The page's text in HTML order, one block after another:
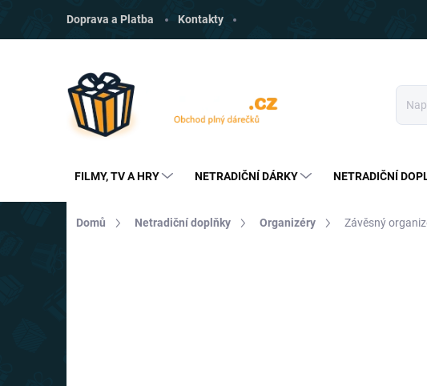
obsah
Doprava a Platba Kontakty
FILMY, TV A HRY NETRADIČNÍ DÁRKY NETRADIČNÍ
Domů Netradiční doplňky Organizéry Závěsný